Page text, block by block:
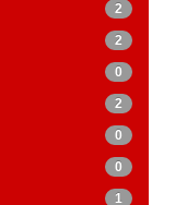
2
2
0
2
0
0
1